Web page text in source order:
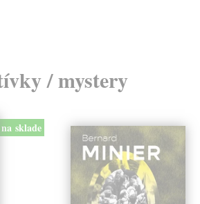
/ mystery
na sklade